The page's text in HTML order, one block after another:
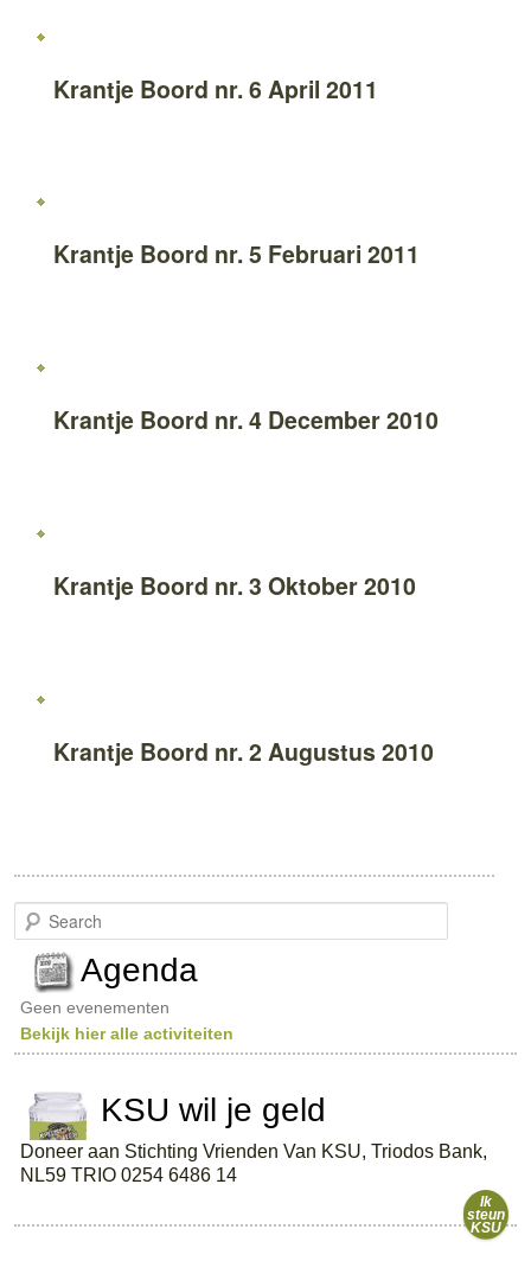
Krantje Boord nr. 6 April 2011
Krantje Boord nr. 5 Februari 2011
Krantje Boord nr. 4 December 2010
Krantje Boord nr. 3 Oktober 2010
Krantje Boord nr. 2 Augustus 2010
e
c
h
Agenda
Geen evenementen
Bekijk hier alle activiteiten
KSU wil je geld
Doneer aan Stichting Vrienden Van KSU, Triodos Bank,
NL59 TRIO 0254 6486 14
Ik
steun
KSU